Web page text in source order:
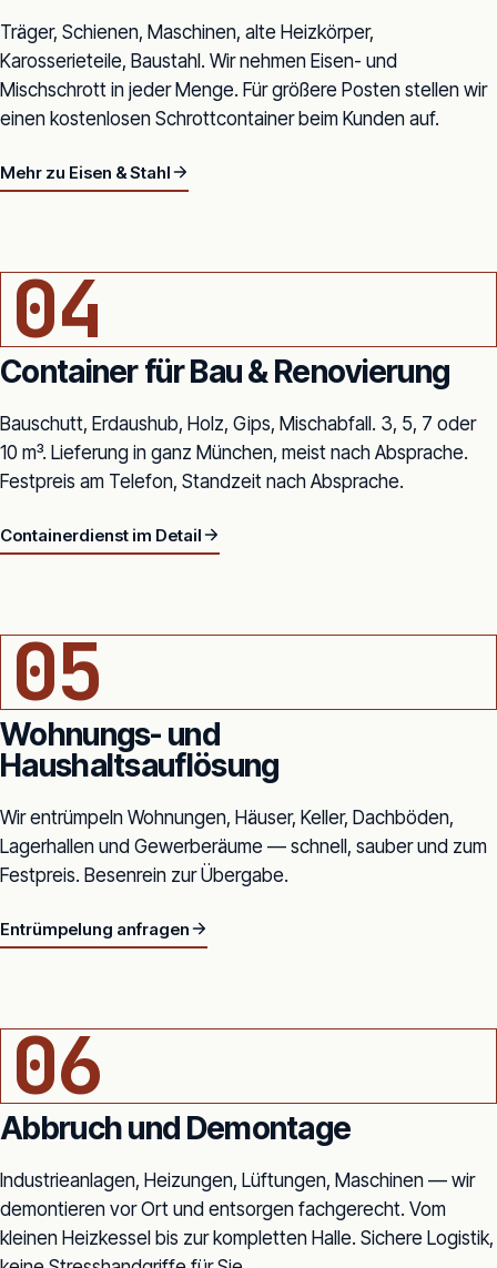
Träger, Schienen, Maschinen, alte Heizkörper,
Karosserieteile, Baustahl. Wir nehmen Eisen- und
Mischschrott in jeder Menge. Für größere Posten stellen wir
einen kostenlosen Schrottcontainer beim Kunden auf.
Mehr zu Eisen & Stahl
04
Container für Bau & Renovierung
Bauschutt, Erdaushub, Holz, Gips, Mischabfall. 3, 5, 7 oder
10 m³. Lieferung in ganz München, meist nach Absprache.
Festpreis am Telefon, Standzeit nach Absprache.
Containerdienst im Detail
05
Wohnungs- und
Haushaltsauflösung
Wir entrümpeln Wohnungen, Häuser, Keller, Dachböden,
Lagerhallen und Gewerberäume — schnell, sauber und zum
Festpreis. Besenrein zur Übergabe.
Entrümpelung anfragen
06
Abbruch und Demontage
Industrieanlagen, Heizungen, Lüftungen, Maschinen — wir
demontieren vor Ort und entsorgen fachgerecht. Vom
kleinen Heizkessel bis zur kompletten Halle. Sichere Logistik,